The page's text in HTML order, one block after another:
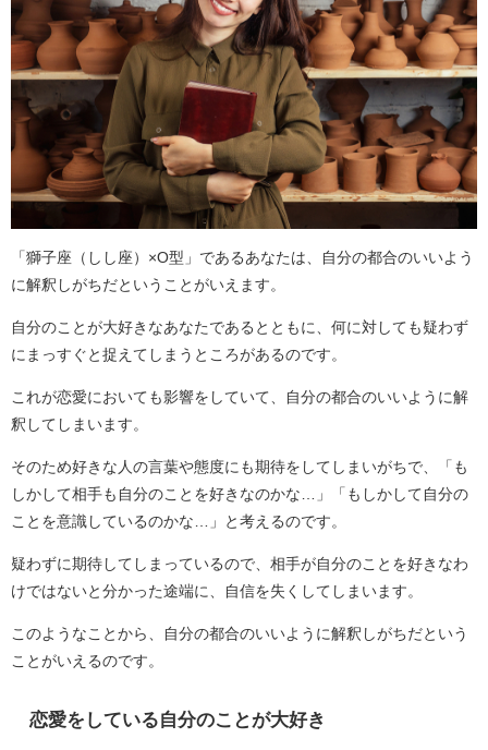
「獅子座（しし座）×O型」であるあなたは、自分の都合のいいよう
に解釈しがちだということがいえます。
自分のことが大好きなあなたであるとともに、何に対しても疑わず
にまっすぐと捉えてしまうところがあるのです。
これが恋愛においても影響をしていて、自分の都合のいいように解
釈してしまいます。
そのため好きな人の言葉や態度にも期待をしてしまいがちで、「も
しかして相手も自分のことを好きなのかな…」「もしかして自分の
ことを意識しているのかな…」と考えるのです。
疑わずに期待してしまっているので、相手が自分のことを好きなわ
けではないと分かった途端に、自信を失くしてしまいます。
このようなことから、自分の都合のいいように解釈しがちだという
ことがいえるのです。
恋愛をしている自分のことが大好き